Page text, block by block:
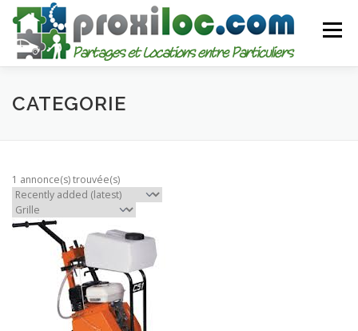
Aller
contenu
Menu
CATEGORIES AJOUTER UNE ANNONCE
CATEGORIE
1 annonce(s) trouvée(s)